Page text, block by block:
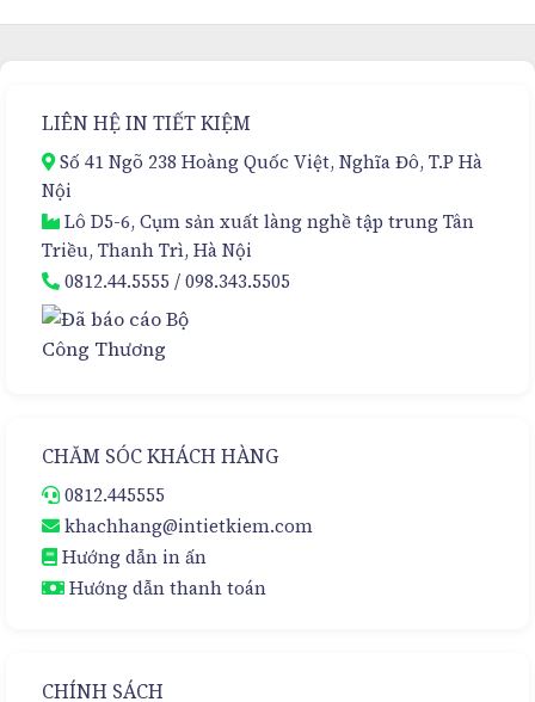
Nám
Hoàn
Trọng
Cấp
LIÊN HỆ IN TIẾT KIỆM
Số 41 Ngõ 238 Hoàng Quốc Việt, Nghĩa Đô, T.P Hà
Nội
Lô D5-6, Cụm sản xuất làng nghề tập trung Tân
Triều, Thanh Trì, Hà Nội
0812.44.5555 /098.343.5505
CHĂM SÓC KHÁCH HÀNG
0812.445555
khachhang@intietkiem.com
Hướng dẫn in ấn
Hướng dẫn thanh toán
CHÍNH SÁCH